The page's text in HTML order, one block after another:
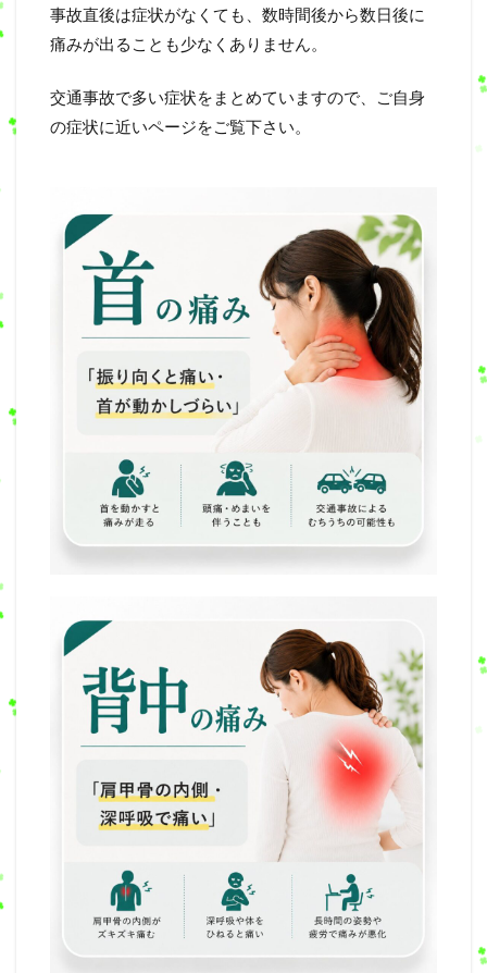
事故直後は症状がなくても、数時間後から数日後に
痛みが出ることも少なくありません。
交通事故で多い症状をまとめていますので、ご自身
の症状に近いページをご覧下さい。